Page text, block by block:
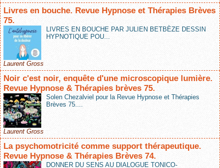
Livres en bouche. Revue Hypnose et Thérapies Brèves
75.
LIVRES EN BOUCHE PAR JULIEN BETBÈZE DESSIN
HYPNOTIQUE POU...
Laurent Gross
Noir c'est noir, enquête d'une microscopique lumière.
Revue Hypnose & Thérapies brèves 75.
Solen Chezalviel pour la Revue Hypnose et Thérapies
Brèves 75....
Laurent Gross
La psychomotricité comme support thérapeutique.
Revue Hypnose & Thérapies Brèves 74.
DONNER DU SENS AU DIALOGUE TONICO-